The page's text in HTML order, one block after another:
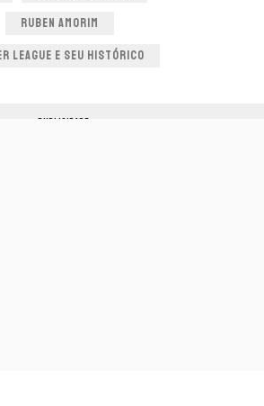
RUBEN AMORIM
LEAGUE E SEU HISTÓRICO
PUBLICIDADE